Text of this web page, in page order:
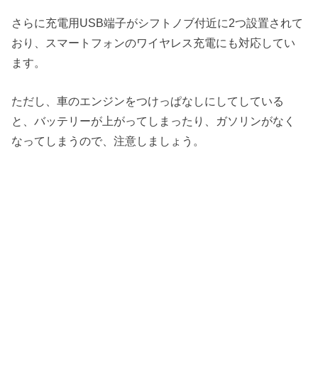
さらに充電用USB端子がシフトノブ付近に2つ設置されて
おり、スマートフォンのワイヤレス充電にも対応してい
ます。
ただし、車のエンジンをつけっぱなしにしてしている
と、バッテリーが上がってしまったり、ガソリンがなく
なってしまうので、注意しましょう。